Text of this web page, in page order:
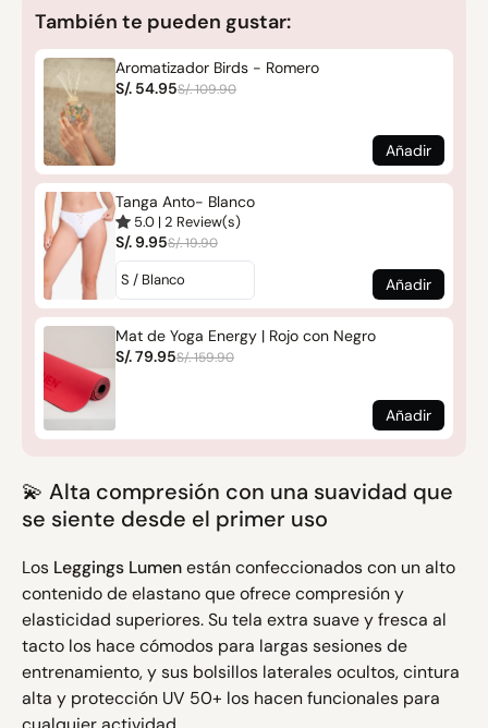
También te pueden gustar:
Aromatizador Birds - Romero
S/. 54.95S/. 109.90
Añadir
Tanga Anto- Blanco
5.0| 2 Review(s)
S/. 9.95S/. 19.90
Añadir
Mat de Yoga Energy | Rojo con Negro
S/. 79.95S/. 159.90
Añadir
💫 Alta compresión con una suavidad que
se siente desde el primer uso
Los Leggings Lumenestán confeccionados con un alto
contenido de elastano que ofrece compresión y
elasticidad superiores. Su tela extra suave y fresca al
tacto los hace cómodos para largas sesiones de
entrenamiento, y sus bolsillos laterales ocultos, cintura
alta y protección UV 50+ los hacen funcionales para